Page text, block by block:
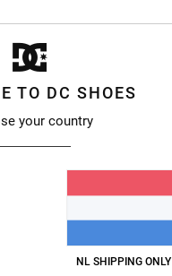
TO DC SHOES
your country
NL SHIPPING ONLY